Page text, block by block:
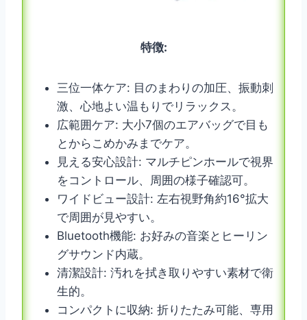
特徴:
三位一体ケア: 目のまわりの加圧、振動刺
激、心地よい温もりでリラックス。
広範囲ケア: 大小7個のエアバッグで目も
とからこめかみまでケア。
見える安心設計: マルチピンホールで視界
をコントロール、周囲の様子確認可。
ワイドビュー設計: 左右視野角約16°拡大
で周囲が見やすい。
Bluetooth機能: お好みの音楽とヒーリン
グサウンド内蔵。
清潔設計: 汚れを拭き取りやすい素材で衛
生的。
コンパクトに収納: 折りたたみ可能、専用